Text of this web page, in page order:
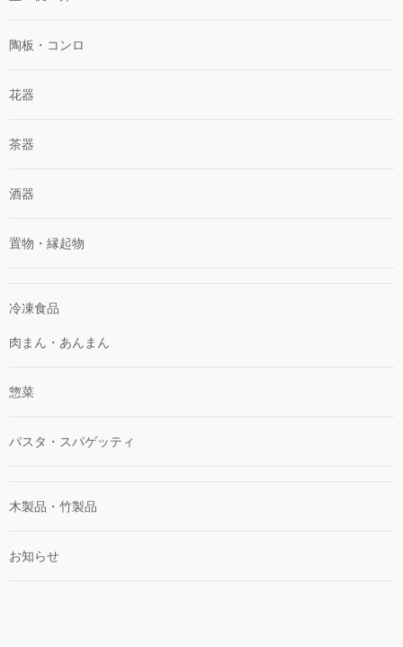
陶板・コンロ
花器
茶器
酒器
置物・縁起物
冷凍食品
肉まん・あんまん
惣菜
パスタ・スパゲッティ
木製品・竹製品
お知らせ